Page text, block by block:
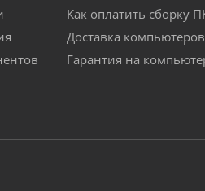
Как оплатить сборку
Доставка компьютеров
Гарантия на